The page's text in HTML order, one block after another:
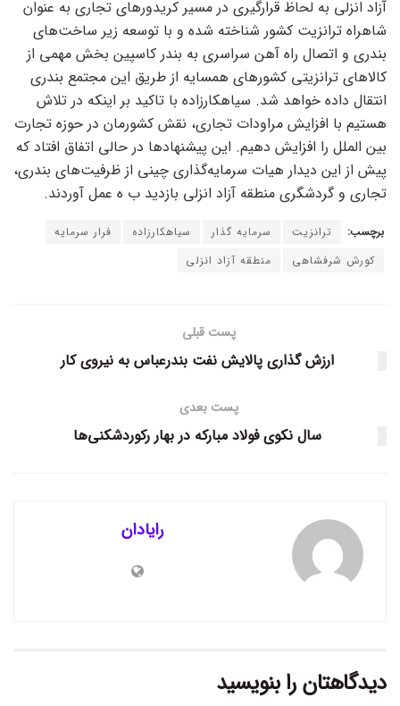
آزاد انزلی به لحاظ قرارگیری در مسیر کریدور‌های تجاری به عنوان
شاهراه ترانزیت کشور شناخته شده و با توسعه زیر ساخت‌های
بندری و اتصال راه آهن سراسری به بندر کاسپین بخش مهمی از
کالا‌های ترانزیتی کشور‌های همسایه از طریق این مجتمع بندری
انتقال داده خواهد شد. سیاهکارزاده با تاکید بر اینکه در تلاش
هستیم با افزایش مراودات تجاری، نقش کشورمان در حوزه تجارت
بین الملل را افزایش دهیم. این پیشنهاد‌ها در حالی اتفاق افتاد که
پیش از این دیدار هیات سرمایه‌گذاری چینی از ظرفیت‌های بندری،
تجاری و گردشگری منطقه آزاد انزلی بازدید ب ه عمل آوردند.
برچسب: ترانزیت سرمایه گذار سیاهکارزاده
فرار سرمایه
کورش شرفشاهی
منطقه آزاد انزلی
پست قبلی
ارزش گذاری پالایش نفت بندرعباس به نیروی کار
پست بعدی
سال نکوی فولاد مبارکه در بهار رکوردشکنی‌ها
رایادان
دیدگاهتان را بنویسید